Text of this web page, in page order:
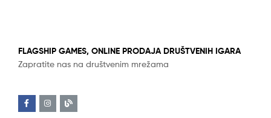
FLAGSHIP GAMES, ONLINE PRODAJA DRUŠTVENIH IGARA
Zapratite nas na društvenim mrežama